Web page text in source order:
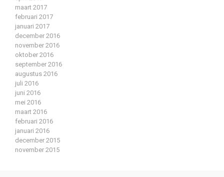
maart 2017
februari 2017
januari 2017
december 2016
november 2016
oktober 2016
september 2016
augustus 2016
juli 2016
juni 2016
mei 2016
maart 2016
februari 2016
januari 2016
december 2015
november 2015